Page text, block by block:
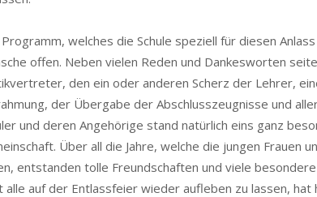
welches die Schule speziell für diesen
offen. Neben vielen Reden und Dankesworten
den ein oder anderen Scherz der Lehrer,
der Übergabe der Abschlusszeugnisse und
und deren Angehörige stand natürlich eins ganz
Über all die Jahre, welche die jungen Frauen
entstanden tolle Freundschaften und viele
alle auf der Entlassfeier wieder aufleben zu lassen,